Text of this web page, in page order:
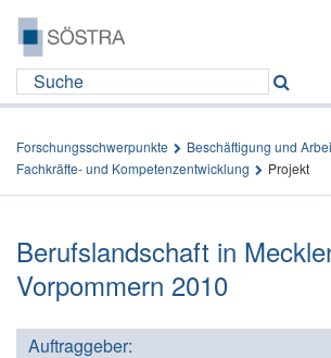
Forschungsschwerpunkte
Beschäftigung und
Fachkräfte- und Kompetenzentwicklung
Projekt
Berufslandschaft in
Vorpommern 2010
Auftraggeber: